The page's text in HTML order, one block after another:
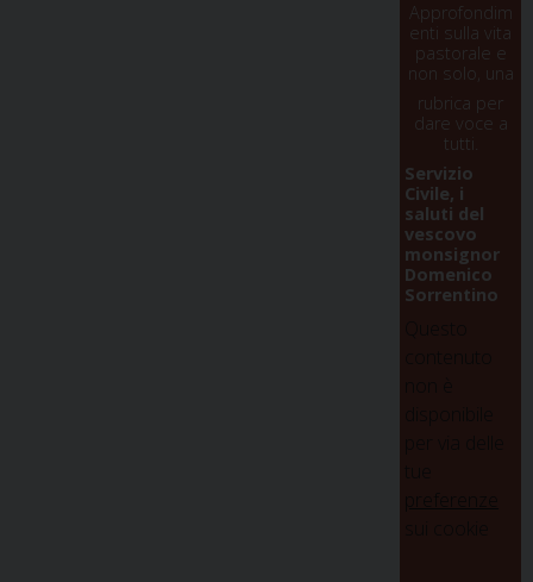
Approfondim
enti sulla vita
pastorale e
non solo, una
rubrica per
dare voce a
tutti.
Servizio
Civile, i
saluti del
vescovo
monsignor
Domenico
Sorrentino